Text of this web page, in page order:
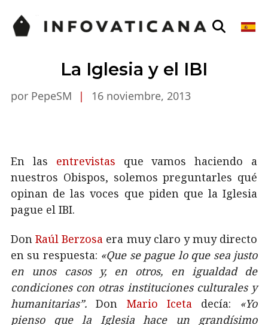
La Iglesia y el IBI
por PepeSM | 16 noviembre, 2013
En las entrevistas que vamos haciendo a
nuestros Obispos, solemos preguntarles qué
opinan de las voces que piden que la Iglesia
pague el IBI.
DonRaúl Berzosa era muy claro y muy directo
en su respuesta: «Que se pague lo que sea justo
en unos casos y, en otros, en igualdad de
condiciones con otras instituciones culturales y
humanitarias”. Don Mario Iceta decía: «Yo
pienso que la Iglesia hace un grandísimo